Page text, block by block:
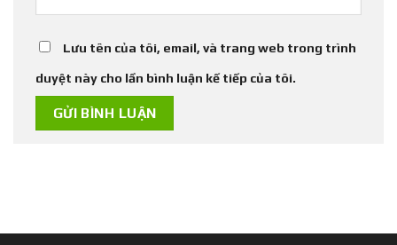
Lưu tên của tôi, email, và trang web trong trình
duyệt này cho lần bình luận kế tiếp của tôi.